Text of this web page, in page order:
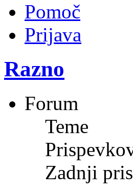
Pomoč
Prijava
Razno
Forum
Teme
Zadnji